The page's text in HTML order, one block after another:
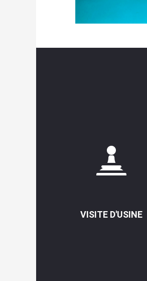
VISITE D'USINE